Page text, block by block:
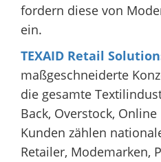
fordern diese von
ein.
TEXAID Retail
maßgeschneiderte
die gesamte
Back, Overstock,
Kunden zählen
Retailer, Modemarken,